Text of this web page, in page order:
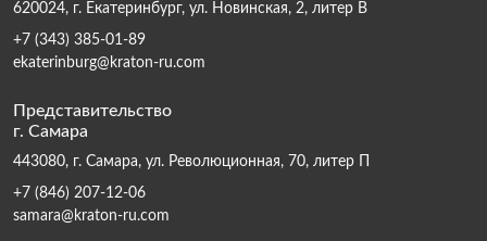
620024, г. Екатеринбург, ул. Новинская, 2, литер В
+7 (343) 385-01-89
ekaterinburg@kraton-ru.com
Представительство
г. Самара
443080, г. Самара, ул. Революционная, 70, литер П
+7 (846) 207-12-06
samara@kraton-ru.com